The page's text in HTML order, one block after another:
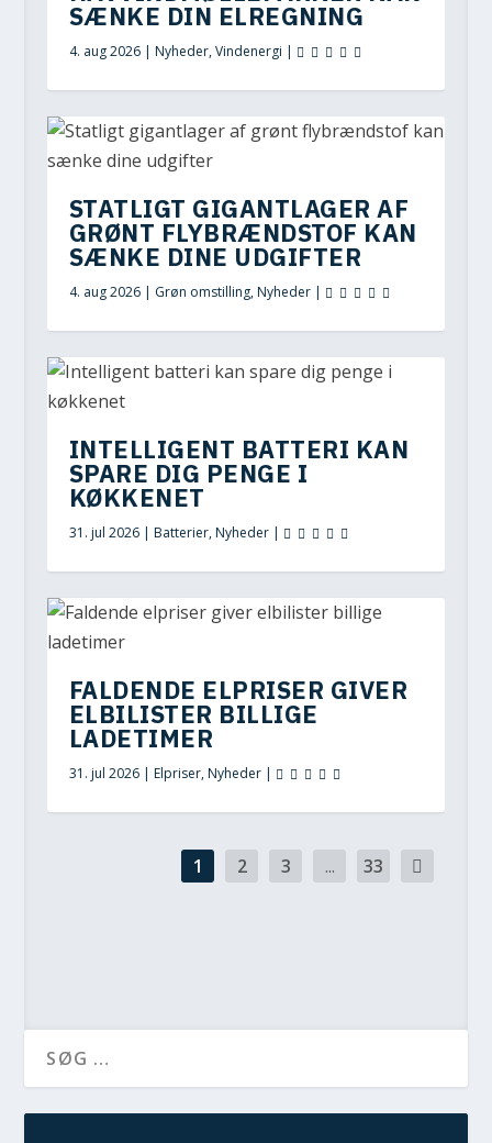
SÆNKE DIN ELREGNING
4. aug 2026| Nyheder,Vindenergi |
STATLIGT GIGANTLAGER AF
GRØNT FLYBRÆNDSTOF KAN
SÆNKE DINE UDGIFTER
4. aug 2026| Grøn omstilling,Nyheder|
INTELLIGENT BATTERI KAN
SPARE DIG PENGE I
KØKKENET
31. jul 2026| Batterier,Nyheder|
FALDENDE ELPRISER GIVER
ELBILISTER BILLIGE
LADETIMER
31. jul 2026| Elpriser,Nyheder|
1 2 3 ... 33